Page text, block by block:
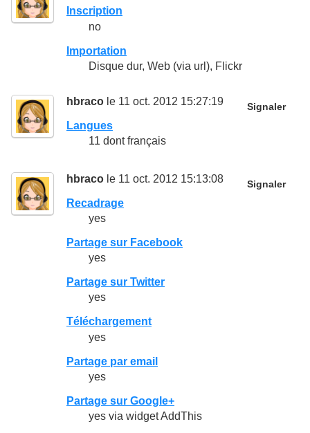
Inscription
no
Importation
Disque dur, Web (via url), Flickr
hbraco le 11 oct. 2012 15:27:19 Signaler
Langues
11 dont français
hbraco le 11 oct. 2012 15:13:08 Signaler
Recadrage
yes
Partage sur Facebook
yes
Partage sur Twitter
yes
Téléchargement
yes
Partage par email
yes
Partage sur Google+
yes via widget AddThis